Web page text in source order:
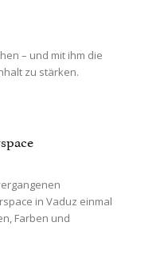
– und mit ihm die
zu stärken.
in Vaduz einmal
Farben und